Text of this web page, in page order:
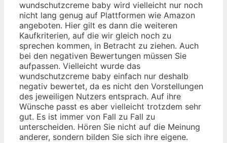
wundschutzcreme baby wird vielleicht nur noch
nicht lang genug auf Plattformen wie Amazon
angeboten. Hier gilt es dann die weiteren
Kaufkriterien, auf die wir gleich noch zu
sprechen kommen, in Betracht zu ziehen. Auch
bei den negativen Bewertungen müssen Sie
aufpassen. Vielleicht wurde das
wundschutzcreme baby einfach nur deshalb
negativ bewertet, da es nicht den Vorstellungen
des jeweiligen Nutzers entsprach. Auf ihre
Wünsche passt es aber vielleicht trotzdem sehr
gut. Es ist immer von Fall zu Fall zu
unterscheiden. Hören Sie nicht auf die Meinung
anderer, sondern bilden Sie sich ihre eigene.